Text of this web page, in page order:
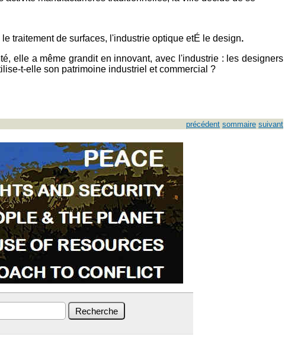
traitement de surfaces, l'industrie optique etÉ le design.
elle a même grandit en innovant, avec l'industrie : les designers
t-elle son patrimoine industriel et commercial ?
précédent sommaire suivant